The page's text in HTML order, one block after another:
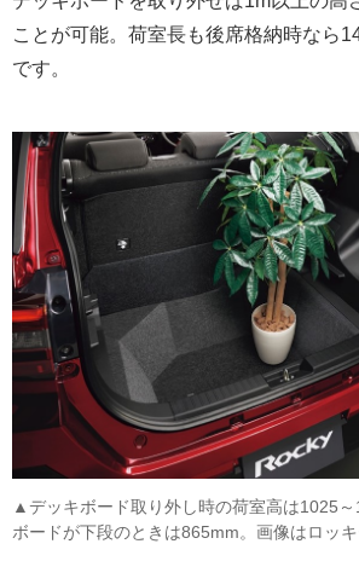
ことが可能。荷室長も後席格納時なら
です。
▲デッキボード取り外し時の荷室高は1025
ボードが下段のときは865mm。画像はロッ